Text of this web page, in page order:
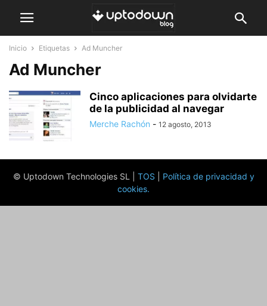
Inicio Etiquetas Ad Muncher
Ad Muncher
Cinco aplicaciones para olvidarte
de la publicidad al navegar
Merche Rachón - 12 agosto, 2013
© Uptodown Technologies SL | TOS
Política de privacidad y
cookies.